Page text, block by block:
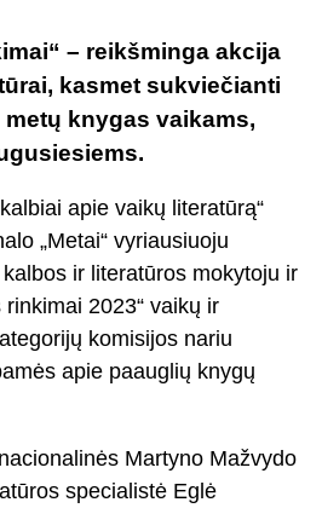
– reikšminga akcija
kasmet sukviečianti
knygas vaikams,
apie vaikų literatūrą“
„Metai“ vyriausiuoju
ir literatūros mokytoju ir
2023“ vaikų ir
komisijos nariu
apie paauglių knygų
Martyno Mažvydo
specialistė Eglė